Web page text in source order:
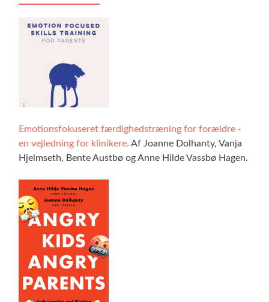
Emotionsfokuseret færdighedstræning for forældre -
en vejledning for klinikere. Af Joanne Dolhanty, Vanja
Hjelmseth, Bente Austbø og Anne Hilde Vassbø Hagen.